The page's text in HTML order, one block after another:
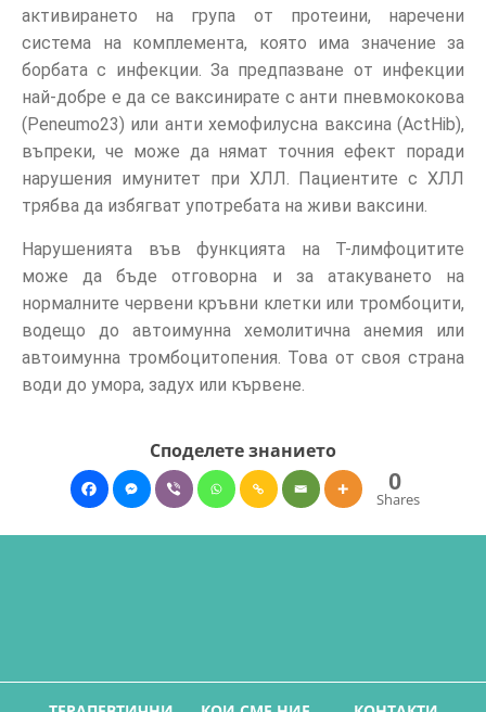
активирането на група от протеини, наречени
система на комплемента, която има значение за
борбата с инфекции. За предпазване от инфекции
най-добре е да се ваксинирате с анти пневмококова
(Peneumo23) или анти хемофилусна ваксина (ActHib),
въпреки, че може да нямат точния ефект поради
нарушения имунитет при ХЛЛ. Пациентите с ХЛЛ
трябва да избягват употребата на живи ваксини.
Нарушенията във функцията на Т-лимфоцитите
може да бъде отговорна и за атакуването на
нормалните червени кръвни клетки или тромбоцити,
водещо до автоимунна хемолитична анемия или
автоимунна тромбоцитопения. Това от своя страна
води до умора, задух или кървене.
Споделете знанието
0
Shares